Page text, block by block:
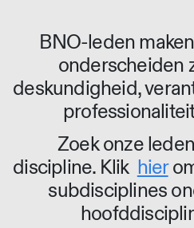
BNO-leden
onderscheiden
deskundigheid,
Zoek onze
discipline. Klik hier
subdisciplines